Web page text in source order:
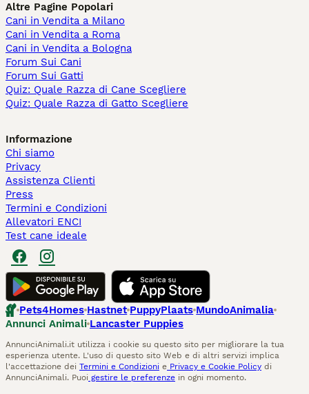
Altre Pagine Popolari
Cani in Vendita a Milano
Cani in Vendita a Roma
Cani in Vendita a Bologna
Forum Sui Cani
Forum Sui Gatti
Quiz: Quale Razza di Cane Scegliere
Quiz: Quale Razza di Gatto Scegliere
Informazione
Chi siamo
Privacy
Assistenza Clienti
Press
Termini e Condizioni
Allevatori ENCI
Test cane ideale
Pets4Homes Hastnet PuppyPlaats MundoAnimalia
Annunci Animali Lancaster Puppies
AnnunciAnimali.it utilizza i cookie su questo sito per migliorare la tua
esperienza utente. L'uso di questo sito Web e di altri servizi implica
l'accettazione dei Termini e Condizioni e Privacy e Cookie Policy di
AnnunciAnimali. Puoi gestire le preferenze in ogni momento.